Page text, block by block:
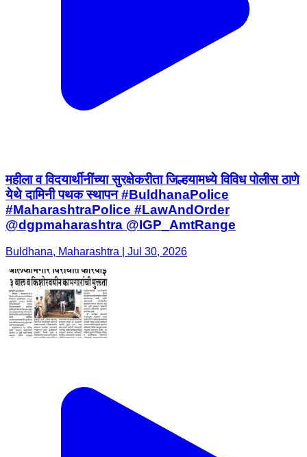
महीला व विदयार्थीनींच्या सुरक्षेकरीता जिल्हयामध्ये विविध पोलीस ठाणे
येथे दामिनी पथक स्थापन #BuldhanaPolice
#MaharashtraPolice #LawAndOrder
@dgpmaharashtra @IGP_AmtRange
Buldhana, Maharashtra | Jul 30, 2026